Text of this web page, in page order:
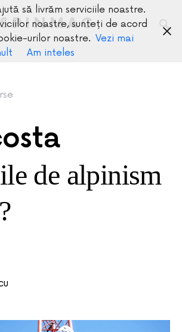
SPINMAG
de alpinism
să livrăm serviciile noastre.
noastre, sunteți de acord
urilor noastre. Vezi mai
Am inteles